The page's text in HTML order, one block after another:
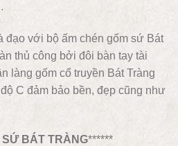
đạo với bộ ấm chén gốm sứ Bát
thủ công bởi đôi bàn tay tài
làng gốm cổ truyền Bát Tràng
C đảm bảo bền, đẹp cũng như
SỨ BÁT TRÀNG******